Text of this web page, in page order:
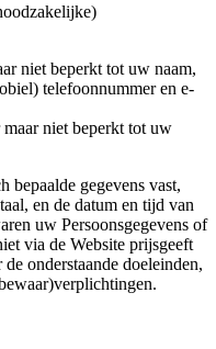
niet beperkt tot uw naam,
telefoonnummer en e-
niet beperkt tot uw
bepaalde gegevens vast,
en de datum en tijd van
uw Persoonsgegevens of
via de Website prijsgeeft
onderstaande doeleinden,